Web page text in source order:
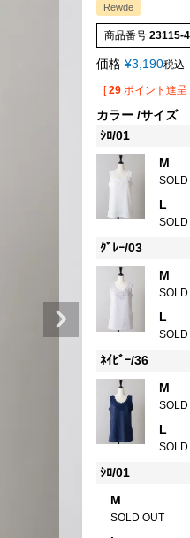
Rewde
商品番号 23115-
価格 ¥3,190税込
[ 29 ポイント進呈
カラー サイズ
ｼﾛ/01
M
L
ｸﾞﾚｰ/03
M
L
ﾈｲﾋﾞｰ/36
M
L
ｼﾛ/01
M
SOLD OUT